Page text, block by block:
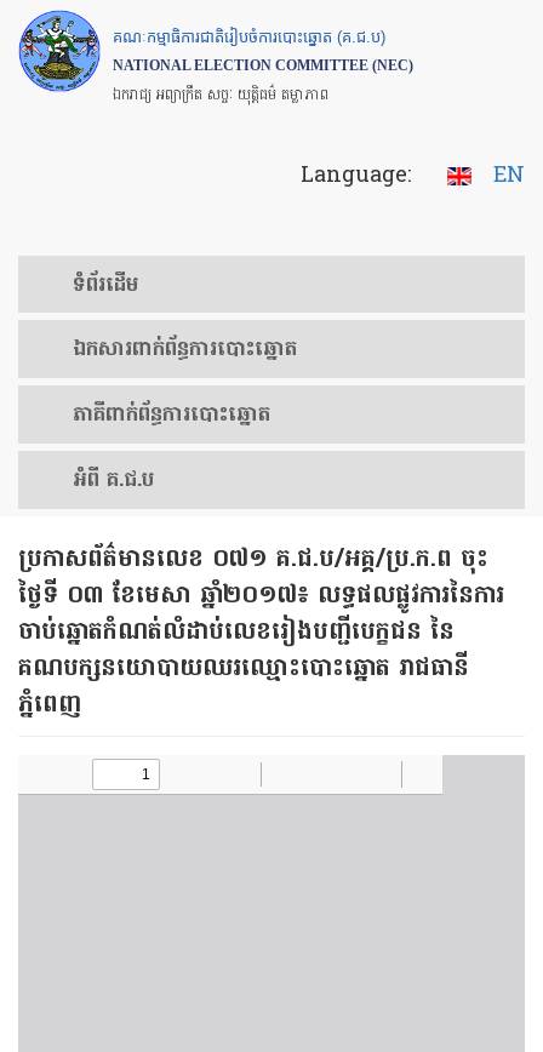
Skip
to
main
គណៈកម្មាធិការជាតិរៀបចំការបោះឆ្នោត (គ.ជ.ប)
NATIONAL ELECTION COMMITTEE (NEC)
ឯករាជ្យ អព្យាក្រឹត សច្ចៈ យុត្តិធម៌ តម្លាភាព
Language: EN
ទំព័រ​ដើម
ឯកសារ​ពាក់ព័ន្ធ​ការ​បោះឆ្នោត
​ភាគីពាក់ព័ន្ធ​​ការ​បោះឆ្នោត
អំពី គ.ជ.ប
ប្រកាសព័ត៌មានលេខ ០៧១ គ.ជ.ប/អគ្គ/ប្រ.ក.ព ចុះ
ថ្ងៃទី ០៣ ខែមេសា ឆ្នាំ២០១៧៖ លទ្ធផលផ្លូវការនៃការ
ចាប់ឆ្នោតកំណត់លំដាប់លេខរៀងបញ្ជីបេក្ខជន នៃ
គណបក្សនយោបាយឈរឈ្មោះបោះឆ្នោត រាជធានី
ភ្នំពេញ